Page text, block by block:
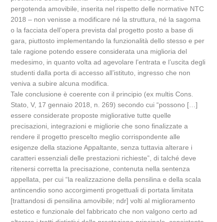
pergotenda amovibile, inserita nel rispetto delle normative NTC
2018 – non venisse a modificare né la struttura, né la sagoma
o la facciata dell’opera prevista dal progetto posto a base di
gara, piuttosto implementando la funzionalità dello stesso e per
tale ragione potendo essere considerata una miglioria del
medesimo, in quanto volta ad agevolare l’entrata e l’uscita degli
studenti dalla porta di accesso all’istituto, ingresso che non
veniva a subire alcuna modifica.
Tale conclusione è coerente con il principio (ex multis Cons.
Stato, V, 17 gennaio 2018, n. 269) secondo cui “possono […]
essere considerate proposte migliorative tutte quelle
precisazioni, integrazioni e migliorie che sono finalizzate a
rendere il progetto prescelto meglio corrispondente alle
esigenze della stazione Appaltante, senza tuttavia alterare i
caratteri essenziali delle prestazioni richieste”, di talché deve
ritenersi corretta la precisazione, contenuta nella sentenza
appellata, per cui “la realizzazione della pensilina e della scala
antincendio sono accorgimenti progettuali di portata limitata
[trattandosi di pensilina amovibile; ndr] volti al miglioramento
estetico e funzionale del fabbricato che non valgono certo ad